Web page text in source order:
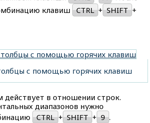
клавиш
CTRL + SHIFT +
с помощью горячих клавиш
действует в отношении строк.
диапазонов нужно
CTRL + SHIFT + 9 .